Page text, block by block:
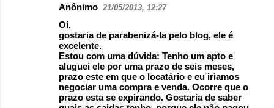
Anônimo 21/05/2013, 12:27
Oi.
gostaria de parabenizá-la pelo blog, ele é
excelente.
Estou com uma dúvida: Tenho um apto e
aluguei ele por uma prazo de seis meses,
prazo este em que o locatário e eu iriamos
negociar uma compra e venda. Ocorre que o
prazo esta se expirando. Gostaria de saber